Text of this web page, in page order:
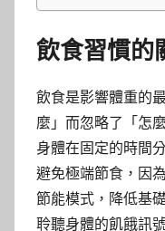
飲食習慣的
飲食是影響體重的
麼」而忽略了「怎
身體在固定的時間
避免極端節食，因
節能模式，降低基
聆聽身體的飢餓訊